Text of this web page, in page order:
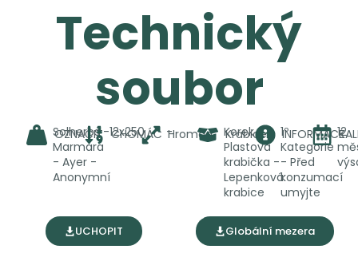
Technický
soubor
OZNAČIT
Solherbs -
Marmara
- Ayer -
Anonymní
CHOMÁČ
12x250 Hromad
- Krabice
Korek -
Plastová
krabička -
Lepenková
krabice
INFORMACE
1º
Kategorie
- Před
konzumací
umyjte
12
UCHOPIT Globální mezera